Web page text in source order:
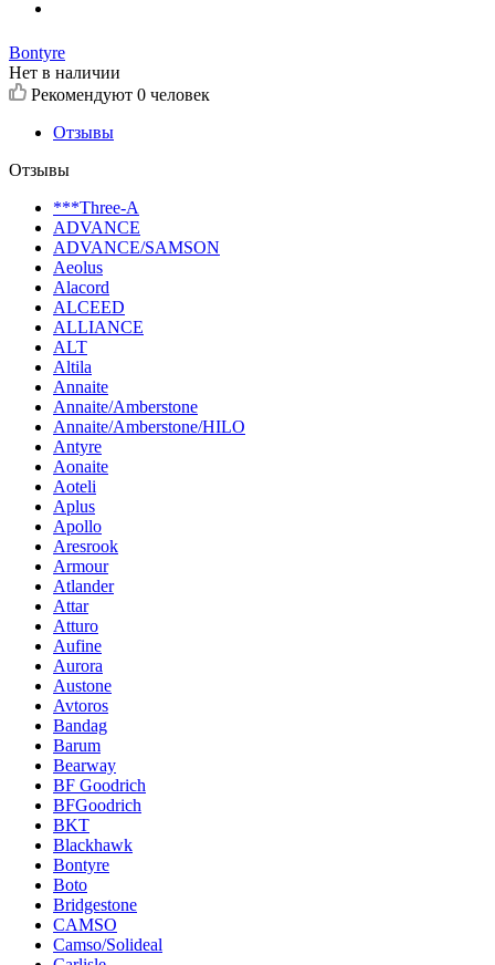
Bontyre
Нет в наличии
Рекомендуют 0 человек
Отзывы
Отзывы
***Three-A
ADVANCE
ADVANCE/SAMSON
Aeolus
Alacord
ALCEED
ALLIANCE
ALT
Altila
Annaite
Annaite/Amberstone
Annaite/Amberstone/HILO
Antyre
Aonaite
Aoteli
Aplus
Apollo
Aresrook
Armour
Atlander
Attar
Atturo
Aufine
Aurora
Austone
Avtoros
Bandag
Barum
Bearway
BF Goodrich
BFGoodrich
BKT
Blackhawk
Bontyre
Boto
Bridgestone
CAMSO
Camso/Solideal